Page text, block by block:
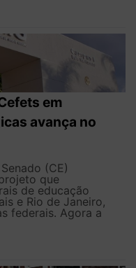
em
avança no
(CE)
que
de educação
e Rio de Janeiro,
federais. Agora a